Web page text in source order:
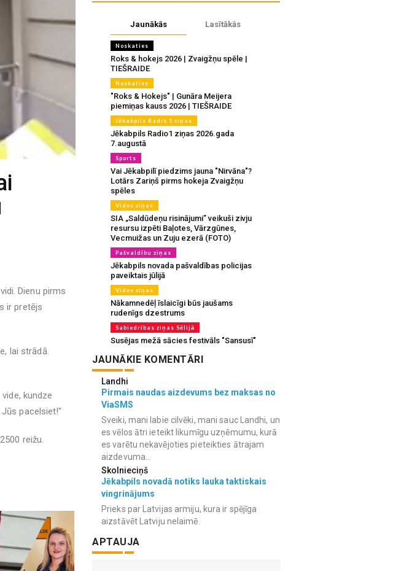
Dienu pirms
ir pretējs
lai strādā.
kundze
pacelsiet!"
reižu.
Jaunākās Lasītākās
Noskaties
Roks & hokejs 2026 | Zvaigžņu spēle |
TIEŠRAIDE
Noskaties
"Roks & Hokejs" | Gunāra Meijera
piemiņas kauss 2026 | TIEŠRAIDE
Jēkabpils Radio 1 ziņas
Jēkabpils Radio1 ziņas 2026.gada
7.augustā
Sports
Vai Jēkabpilī piedzims jauna "Nirvāna"?
Lotārs Zariņš pirms hokeja Zvaigžņu
spēles
Vides ziņas
SIA „Saldūdeņu risinājumi” veikuši zivju
resursu izpēti Baļotes, Vārzgūnes,
Vecmuižas un Zuju ezerā (FOTO)
Pašvaldību ziņas
Jēkabpils novada pašvaldības policijas
paveiktais jūlijā
Vides ziņas
Nākamnedēļ īslaicīgi būs jaušams
rudenīgs dzestrums
Sabiedrības ziņas Sēlijā
Susējas mežā sācies festivāls "Sansusī"
JAUNĀKIE KOMENTĀRI
Landhi
Pirmais naudas aizdevums bez maksas no
ViaSMS
Sveiki, mani labie cilvēki, mani sauc Landhi, un
es vēlos ātri ieteikt likumīgu uzņēmumu, kurā
es varētu nekavējoties pieteikties ātrajam
aizdevuma...
Skolnieciņš
Jēkabpils novadā notiks lauka taktiskais
vingrinājums
Prieks par Latvijas armiju, kura ir spējīga
aizstāvēt Latviju nelaimē.
APTAUJA